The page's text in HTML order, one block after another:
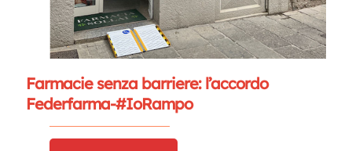
Farmacie senza barriere: l’accordo
Federfarma-#IoRampo